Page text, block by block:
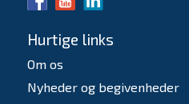
Hurtige links
Om os
Nyheder og begivenheder